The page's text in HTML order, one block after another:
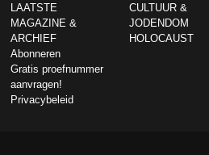
LAATSTE
MAGAZINE &
ARCHIEF
Abonneren
Gratis proefnummer
aanvragen!
Privacybeleid
CULTUUR &
JODENDOM
HOLOCAUST